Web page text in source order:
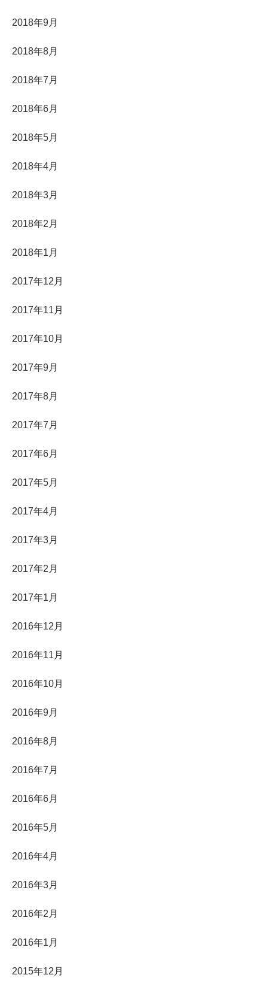
2018年9月
2018年8月
2018年7月
2018年6月
2018年5月
2018年4月
2018年3月
2018年2月
2018年1月
2017年12月
2017年11月
2017年10月
2017年9月
2017年8月
2017年7月
2017年6月
2017年5月
2017年4月
2017年3月
2017年2月
2017年1月
2016年12月
2016年11月
2016年10月
2016年9月
2016年8月
2016年7月
2016年6月
2016年5月
2016年4月
2016年3月
2016年2月
2016年1月
2015年12月